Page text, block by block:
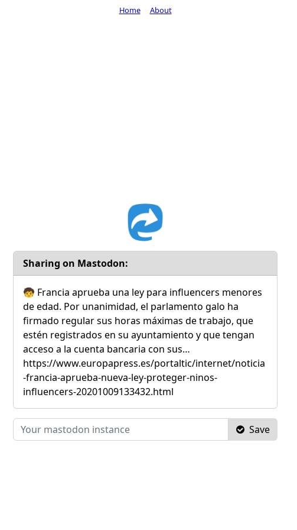
Sharing on Mastodon:
🧒 Francia aprueba una ley para influencers menores
de edad. Por unanimidad, el parlamento galo ha
firmado regular sus horas máximas de trabajo, que
estén registrados en su ayuntamiento y que tengan
acceso a la cuenta bancaria con sus…
https://www.europapress.es/portaltic/internet/noticia
-francia-aprueba-nueva-ley-proteger-ninos-
influencers-20201009133432.html
Save
Home About